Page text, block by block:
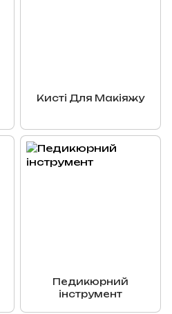
Кисті Для Макіяжу
Педикюрний
інструмент